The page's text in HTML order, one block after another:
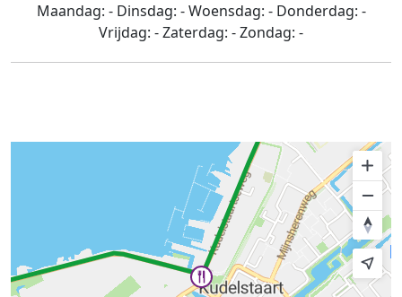
Maandag: - Dinsdag: -Woensdag: - Donderdag: -
Vrijdag: -Zaterdag: -Zondag: -